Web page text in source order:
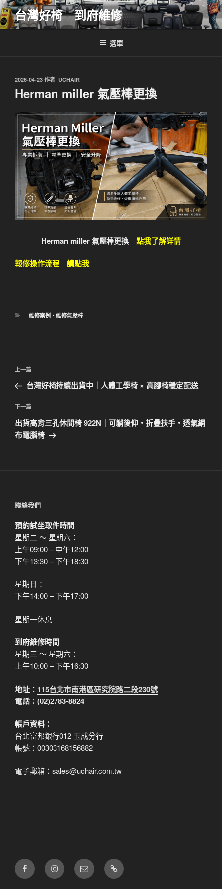
跳
至
主
台灣好椅 到府維修
選單
發
佈
於
2026-04-23 作者: UCHAIR
Herman miller 氣壓棒更換
Herman miller 氣壓棒更換 點我了解詳情
報修操作流程 請點我
分
維修案例 、 維修氣壓棒
文
導
覽
上
一
文
章
上一篇
台灣好椅持續出貨中｜人體工學椅 × 高腳椅穩定配送
下
一
篇
下一篇
出貨高背三孔休閒椅 922N｜可躺後仰・折疊扶手・透氣網
布電腦椅
聯絡我們
預約試坐取件時間
星期二 ～ 星期六：
上午09:00 – 中午12:00
下午13:30 – 下午18:30
星期日：
下午14:00 – 下午17:00
星期一休息
到府維修時間
星期三 ～ 星期六：
上午10:00 – 下午16:30
地址： 115台北市南港區研究院路二段230號
電話：(02)2783-8824
帳戶資料：
台北富邦銀行012 玉成分行
帳號：00303168156882
電子郵箱：sales@uchair.com.tw
FB IG
電
子
LINE